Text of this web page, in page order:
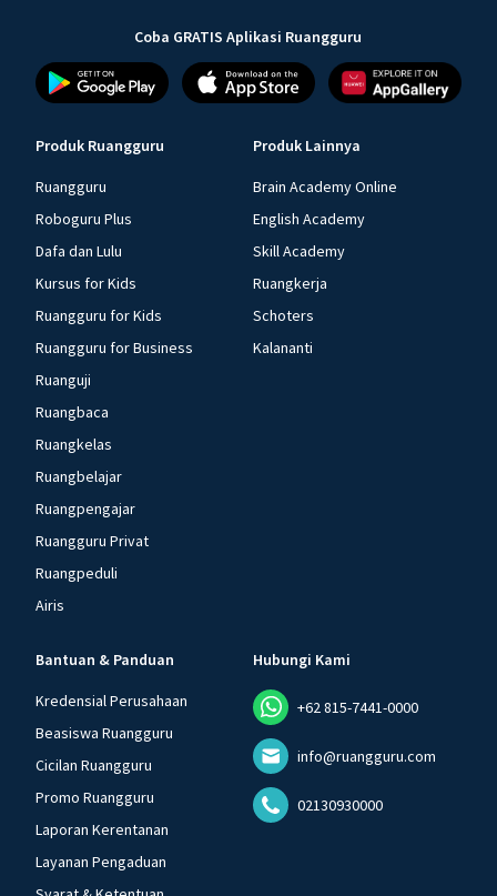
Coba GRATIS Aplikasi Ruangguru
Produk Ruangguru
Ruangguru
Roboguru Plus
Dafa dan Lulu
Kursus for Kids
Ruangguru for Kids
Ruangguru for Business
Ruanguji
Ruangbaca
Ruangkelas
Ruangbelajar
Ruangpengajar
Ruangguru Privat
Ruangpeduli
Airis
Produk Lainnya
Brain Academy Online
English Academy
Skill Academy
Ruangkerja
Schoters
Kalananti
Bantuan & Panduan
Kredensial Perusahaan
Beasiswa Ruangguru
Cicilan Ruangguru
Promo Ruangguru
Laporan Kerentanan
Layanan Pengaduan
Hubungi Kami
+62 815-7441-0000
info@ruangguru.com
02130930000